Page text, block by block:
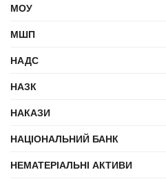
МОУ
МШП
НАДС
НАЗК
НАКАЗИ
НАЦІОНАЛЬНИЙ БАНК
НЕМАТЕРІАЛЬНІ АКТИВИ